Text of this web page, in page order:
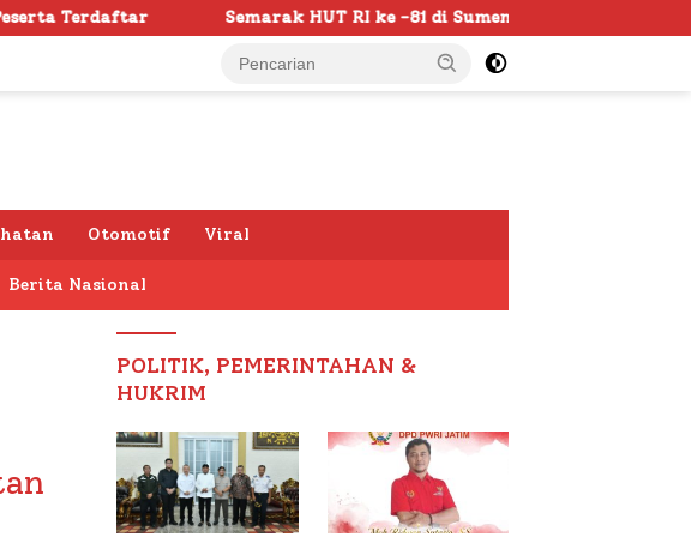
HUT RI ke -81 di Sumenep Dimulai, Bupati Fauzi Awali dengan Doa
Otomotif Viral
Berita Nasional
POLITIK, PEMERINTAHAN &
HUKRIM